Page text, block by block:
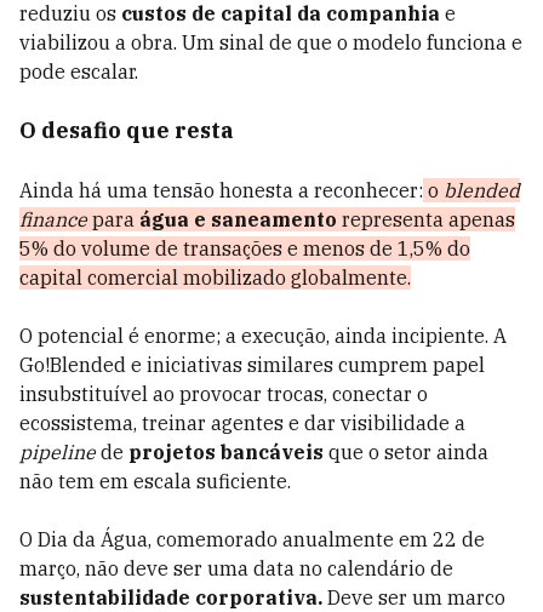
reduziu os custos de capital da companhia e
viabilizou a obra. Um sinal de que o modelo funciona e
pode escalar.
O desafio que resta
Ainda há uma tensão honesta a reconhecer: o blended
financepara água e saneamento representa apenas
5% do volume de transações e menos de 1,5% do
capital comercial mobilizado globalmente.
O potencial é enorme; a execução, ainda incipiente. A
Go!Blended e iniciativas similares cumprem papel
insubstituível ao provocar trocas, conectar o
ecossistema, treinar agentes e dar visibilidade a
pipelinede projetos bancáveis que o setor ainda
não tem em escala suficiente.
O Dia da Água, comemorado anualmente em 22 de
março, não deve ser uma data no calendário de
sustentabilidade corporativa. Deve ser um marco